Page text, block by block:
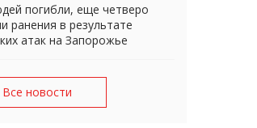
погибли, еще четверо
ранения в результате
атак на Запорожье
Все новости